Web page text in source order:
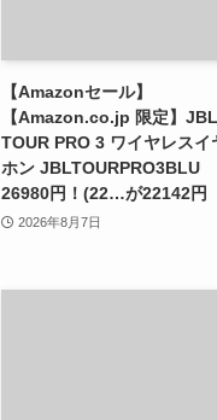
【Amazonセール】
【Amazon.co.jp 限定】JBL
TOUR PRO 3 ワイヤレスイ
ホン JBLTOURPRO3BLU
26980円！(22…が22142円
2026年8月7日